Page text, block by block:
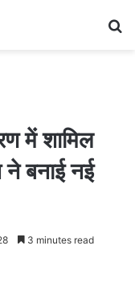
में शामिल
ने बनाई नई
3 minutes read